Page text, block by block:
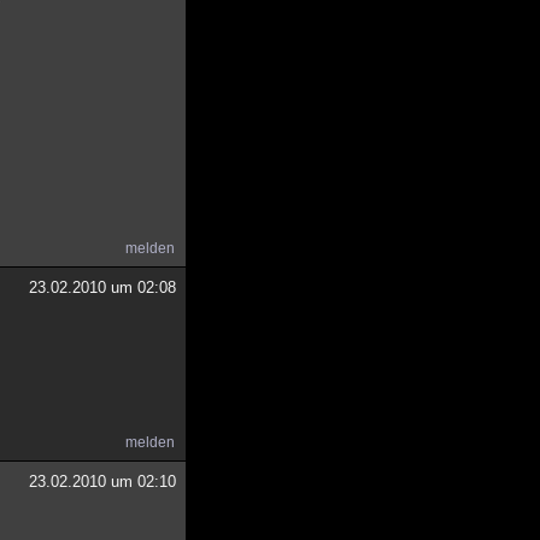
melden
23.02.2010 um 02:08
melden
23.02.2010 um 02:10